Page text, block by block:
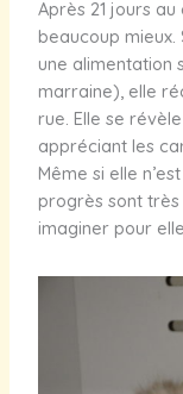
Après 21 jours
beaucoup
une alimentation
marraine), elle
rue. Elle se
appréciant les
Même si elle
progrès sont
imaginer pour